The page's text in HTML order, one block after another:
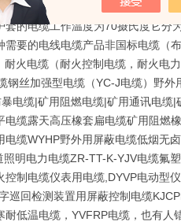
氯乙烯绝缘和护套控制电缆执行标
套的电缆工作温度为70摄氏度它
需要的电线电缆产品非国标电缆（
耐火电缆（耐火控制电缆，耐火电
钢丝加强型电缆（YC-J电缆）野
电缆|矿用阻燃电缆|矿用通讯电
电缆露天高压橡套扁电缆矿用阻燃
电缆WYHP野外用屏蔽电缆低烟无
照明电力电缆ZR-TT-K-YJV电缆氟
控制电缆仪表用电缆,DYVP电动型
巡回检测装置用屏蔽控制电缆
耐低温电缆，YVFRP电缆，也有